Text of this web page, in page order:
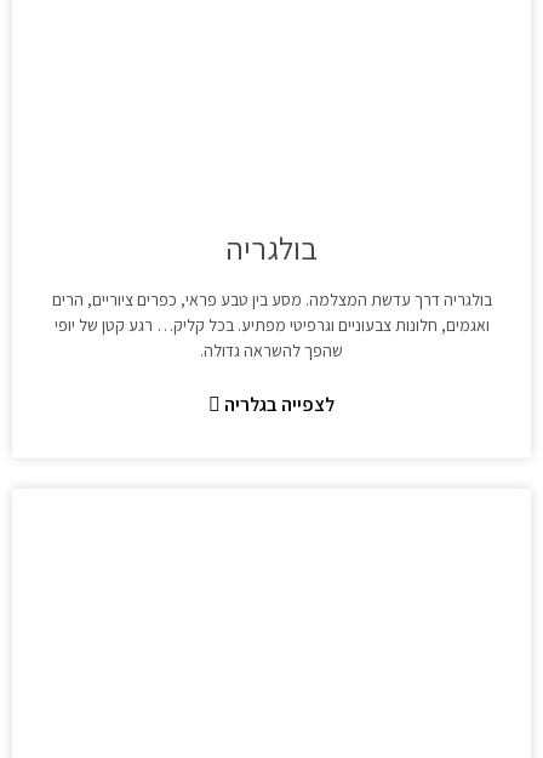
בולגריה
בולגריה דרך עדשת המצלמה. מסע בין טבע פראי, כפרים ציוריים, הרים
ואגמים, חלונות צבעוניים וגרפיטי מפתיע. בכל קליק… רגע קטן של יופי
שהפך להשראה גדולה.
לצפייה בגלריה